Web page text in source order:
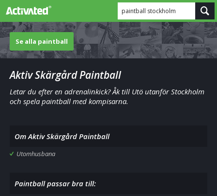
paintball stockholm
Se alla paintball
Aktiv Skärgård Paintball
Letar du efter en adrenalinkick? Åk till Utö utanför Stockholm
och spela paintball med kompisarna.
Om Aktiv Skärgård Paintball
Utomhusbana
Paintball passar bra till: